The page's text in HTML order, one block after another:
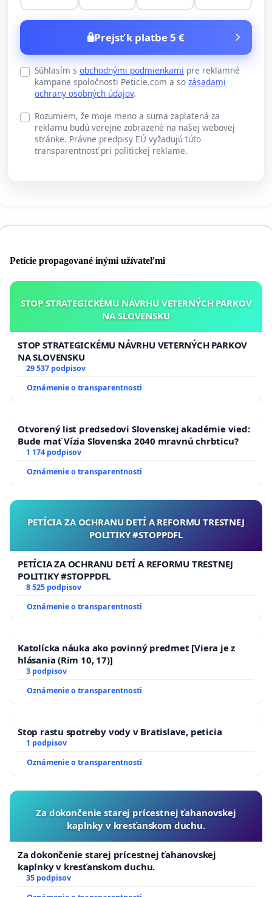
Prejsť k platbe 5 €
Súhlasím s obchodnými podmienkami pre reklamné
kampane spoločnosti Peticie.com a so zásadami
ochrany osobných údajov.
Rozumiem, že moje meno a suma zaplatená za
reklamu budú verejne zobrazené na našej webovej
stránke. Právne predpisy EÚ vyžadujú túto
transparentnosť pri politickej reklame.
Petície propagované inými užívateľmi
STOP STRATEGICKÉMU NÁVRHU VETERNÝCH PARKOV
NA SLOVENSKU
STOP STRATEGICKÉMU NÁVRHU VETERNÝCH PARKOV
NA SLOVENSKU
29 537 podpisov
Oznámenie o transparentnosti
Otvorený list predsedovi Slovenskej akadémie vied:
Bude mať Vízia Slovenska 2040 mravnú chrbticu?
1 174 podpisov
Oznámenie o transparentnosti
PETÍCIA ZA OCHRANU DETÍ A REFORMU TRESTNEJ
POLITIKY #STOPPDFL
PETÍCIA ZA OCHRANU DETÍ A REFORMU TRESTNEJ
POLITIKY #STOPPDFL
8 525 podpisov
Oznámenie o transparentnosti
Katolícka náuka ako povinný predmet [Viera je z
hlásania (Rim 10, 17)]
3 podpisov
Oznámenie o transparentnosti
Stop rastu spotreby vody v Bratislave, peticia
1 podpisov
Oznámenie o transparentnosti
Za dokončenie starej prícestnej ťahanovskej
kaplnky v kresťanskom duchu.
Za dokončenie starej prícestnej ťahanovskej
kaplnky v kresťanskom duchu.
35 podpisov